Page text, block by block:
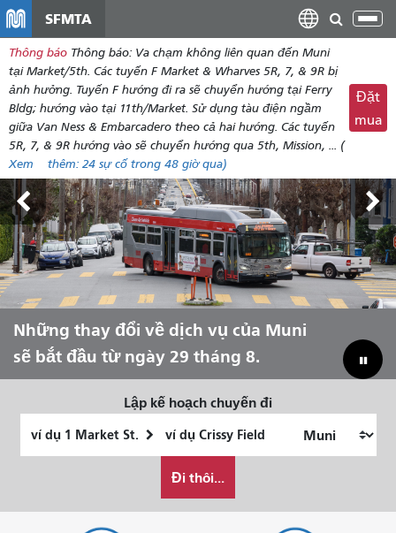
dung
SFMTA
Thông báo Thông báo: Va chạm không liên quan đến Muni
tại Market/5th. Các tuyến F Market & Wharves 5R, 7, & 9R bị
ảnh hưởng. Tuyến F hướng đi ra sẽ chuyển hướng tại Ferry
Bldg; hướng vào tại 11th/Market. Sử dụng tàu điện ngầm
giữa Van Ness & Embarcadero theo cả hai hướng. Các tuyến
5R, 7, & 9R hướng vào sẽ chuyển hướng qua 5th, Mission, ... (
Xem
thêm: 24 sự cố trong 48 giờ qua)
Đặt
mua
Triển lãm Outside Lands, ngày 7-9
tháng 8.
Những thay đổi về dịch vụ của Muni
sẽ bắt đầu từ ngày 29 tháng 8.
Hãy để Muni đưa bạn trải nghiệm
mùa hè!
Thu hẹp khoảng cách ngân sách để
cứu Muni
Lập kế hoạch chuyến đi
muốn
đi
Đi thôi...